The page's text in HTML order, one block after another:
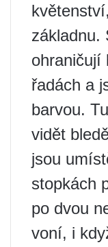
základnu.
ohraničují
řadách a
barvou.
vidět
jsou
stopkách
po dvou
voní, i